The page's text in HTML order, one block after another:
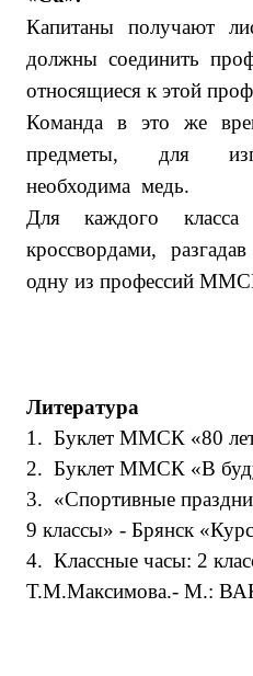
Капитаны получают
должны соединить
относящиеся к этой
Команда в это же
предметы, для
необходима медь.
Для каждого
кроссвордами,
одну из профессий
Литература
1. Буклет ММСК «80
2. Буклет ММСК «В
3. «Спортивные
9 классы» - Брянск
4. Классные часы: 2
Т.М.Максимова.- М.: